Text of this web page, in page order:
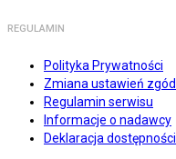
REGULAMIN
Polityka Prywatności
Zmiana ustawień zgód
Regulamin serwisu
Informacje o nadawcy
Deklaracja dostępności